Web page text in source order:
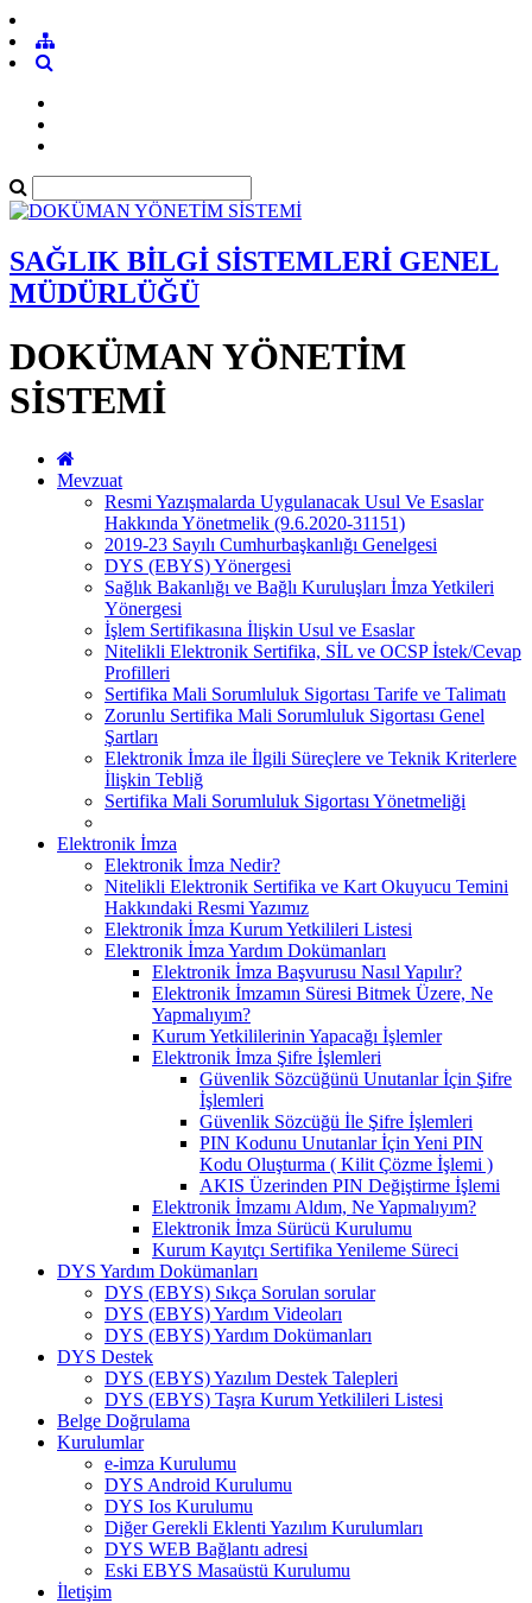
SAĞLIK BİLGİ SİSTEMLERİ GENEL
MÜDÜRLÜĞÜ
DOKÜMAN YÖNETİM
SİSTEMİ
Mevzuat
Resmi Yazışmalarda Uygulanacak Usul Ve Esaslar
Hakkında Yönetmelik (9.6.2020-31151)
2019-23 Sayılı Cumhurbaşkanlığı Genelgesi
DYS (EBYS) Yönergesi
Sağlık Bakanlığı ve Bağlı Kuruluşları İmza Yetkileri
Yönergesi
İşlem Sertifikasına İlişkin Usul ve Esaslar
Nitelikli Elektronik Sertifika, SİL ve OCSP İstek/Cevap
Profilleri
Sertifika Mali Sorumluluk Sigortası Tarife ve Talimatı
Zorunlu Sertifika Mali Sorumluluk Sigortası Genel
Şartları
Elektronik İmza ile İlgili Süreçlere ve Teknik Kriterlere
İlişkin Tebliğ
Sertifika Mali Sorumluluk Sigortası Yönetmeliği
Elektronik İmza
Elektronik İmza Nedir?
Nitelikli Elektronik Sertifika ve Kart Okuyucu Temini
Hakkındaki Resmi Yazımız
Elektronik İmza Kurum Yetkilileri Listesi
Elektronik İmza Yardım Dokümanları
Elektronik İmza Başvurusu Nasıl Yapılır?
Elektronik İmzamın Süresi Bitmek Üzere, Ne
Yapmalıyım?
Kurum Yetkililerinin Yapacağı İşlemler
Elektronik İmza Şifre İşlemleri
Güvenlik Sözcüğünü Unutanlar İçin Şifre
İşlemleri
Güvenlik Sözcüğü İle Şifre İşlemleri
PIN Kodunu Unutanlar İçin Yeni PIN
Kodu Oluşturma ( Kilit Çözme İşlemi )
AKIS Üzerinden PIN Değiştirme İşlemi
Elektronik İmzamı Aldım, Ne Yapmalıyım?
Elektronik İmza Sürücü Kurulumu
Kurum Kayıtçı Sertifika Yenileme Süreci
DYS Yardım Dokümanları
DYS (EBYS) Sıkça Sorulan sorular
DYS (EBYS) Yardım Videoları
DYS (EBYS) Yardım Dokümanları
DYS Destek
DYS (EBYS) Yazılım Destek Talepleri
DYS (EBYS) Taşra Kurum Yetkilileri Listesi
Belge Doğrulama
Kurulumlar
e-imza Kurulumu
DYS Android Kurulumu
DYS Ios Kurulumu
Diğer Gerekli Eklenti Yazılım Kurulumları
DYS WEB Bağlantı adresi
Eski EBYS Masaüstü Kurulumu
İletişim